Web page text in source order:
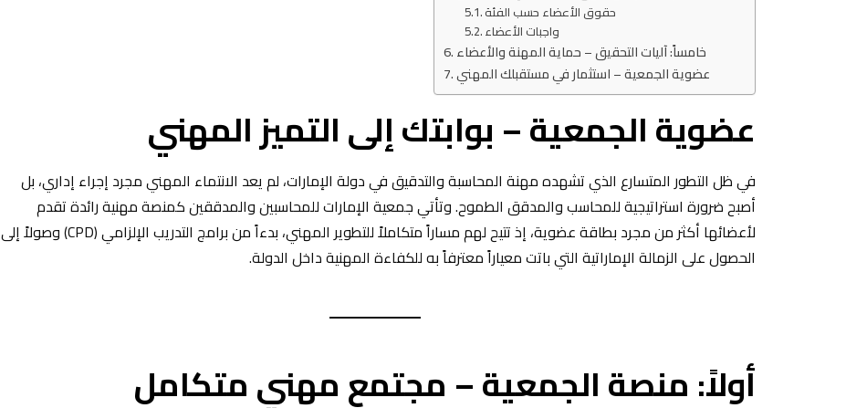
حقوق الأعضاء حسب الفئة
واجبات الأعضاء
خامساً: آليات التحقيق – حماية المهنة والأعضاء
عضوية الجمعية – استثمار في مستقبلك المهني
عضوية الجمعية – بوابتك إلى التميز المهني
في ظل التطور المتسارع الذي تشهده مهنة المحاسبة والتدقيق في دولة الإمارات، لم يعد الانتماء المهني مجرد إجراء إداري، بل
أصبح ضرورة استراتيجية للمحاسب والمدقق الطموح. وتأتي جمعية الإمارات للمحاسبين والمدققين كمنصة مهنية رائدة تقدم
لأعضائها أكثر من مجرد بطاقة عضوية، إذ تتيح لهم مساراً متكاملاً للتطوير المهني، بدءاً من برامج التدريب الإلزامي (CPD) وصولاً إلى
الحصول على الزمالة الإماراتية التي باتت معياراً معترفاً به للكفاءة المهنية داخل الدولة.
أولاً: منصة الجمعية – مجتمع مهني متكامل